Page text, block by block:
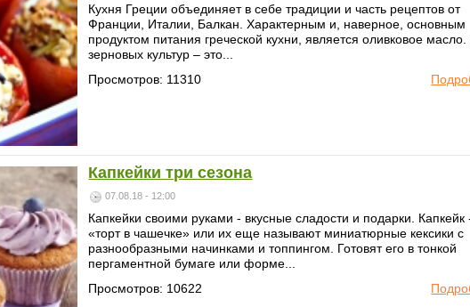
Кухня Греции объединяет в себе традиции и часть рецептов от
Франции, Италии, Балкан. Характерным и, наверное, основным
продуктом питания греческой кухни, является оливковое масло.
зерновых культур – это...
Просмотров: 11310
Капкейки три сезона
07.08.18 - 12:00
Капкейки своими руками - вкусные сладости и подарки. Капкейк
«торт в чашечке» или их еще называют миниатюрные кексики с
разнообразными начинками и топпингом. Готовят его в тонкой
пергаментной бумаге или форме...
Просмотров: 10622